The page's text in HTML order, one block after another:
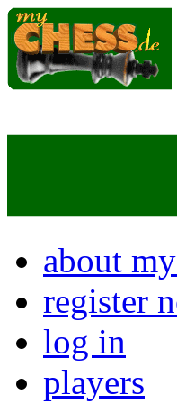
about
register
log in
players